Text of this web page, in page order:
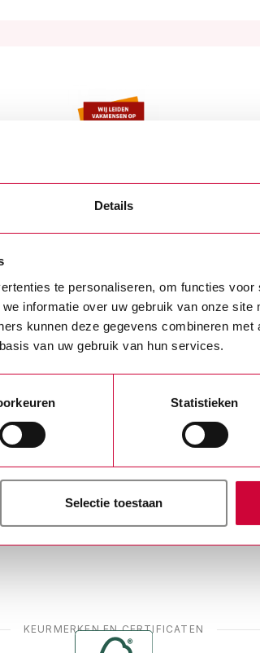
Details
te personaliseren, om functies voor
informatie over uw gebruik van onze site
kunnen deze gegevens combineren met
van uw gebruik van hun services.
Statistieken
Selectie toestaan
Leerbedrijf
beoordeelt of organisaties voldoen
de wettelijke criteria om als erkend
Dankzij dit certificaat kunnen wij
leerplaatsen en begeleiding
aan studenten en leerlingen die
praktijkervaring opdoen als onderdeel
van hun beroepsopleiding.
KEURMERKEN EN CERTIFICATEN